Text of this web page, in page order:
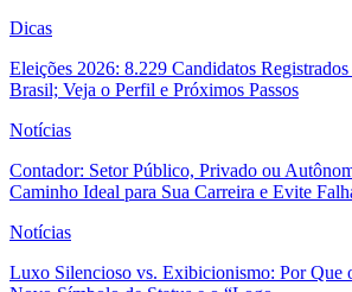
Dicas
Eleições 2026: 8.229 Candidatos
Brasil; Veja o Perfil e Próximos Passos
Notícias
Contador: Setor Público, Privado ou
Caminho Ideal para Sua Carreira e Evite
Notícias
Luxo Silencioso vs. Exibicionismo: Por Que